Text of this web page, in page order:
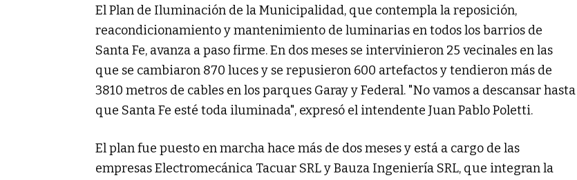
El Plan de Iluminación de la Municipalidad, que contempla la reposición,
reacondicionamiento y mantenimiento de luminarias en todos los barrios de
Santa Fe, avanza a paso firme. En dos meses se intervinieron 25 vecinales en las
que se cambiaron 870 luces y se repusieron 600 artefactos y tendieron más de
3810 metros de cables en los parques Garay y Federal. "No vamos a descansar hasta
que Santa Fe esté toda iluminada", expresó el intendente Juan Pablo Poletti.
El plan fue puesto en marcha hace más de dos meses y está a cargo de las
empresas Electromecánica Tacuar SRL y Bauza Ingeniería SRL, que integran la